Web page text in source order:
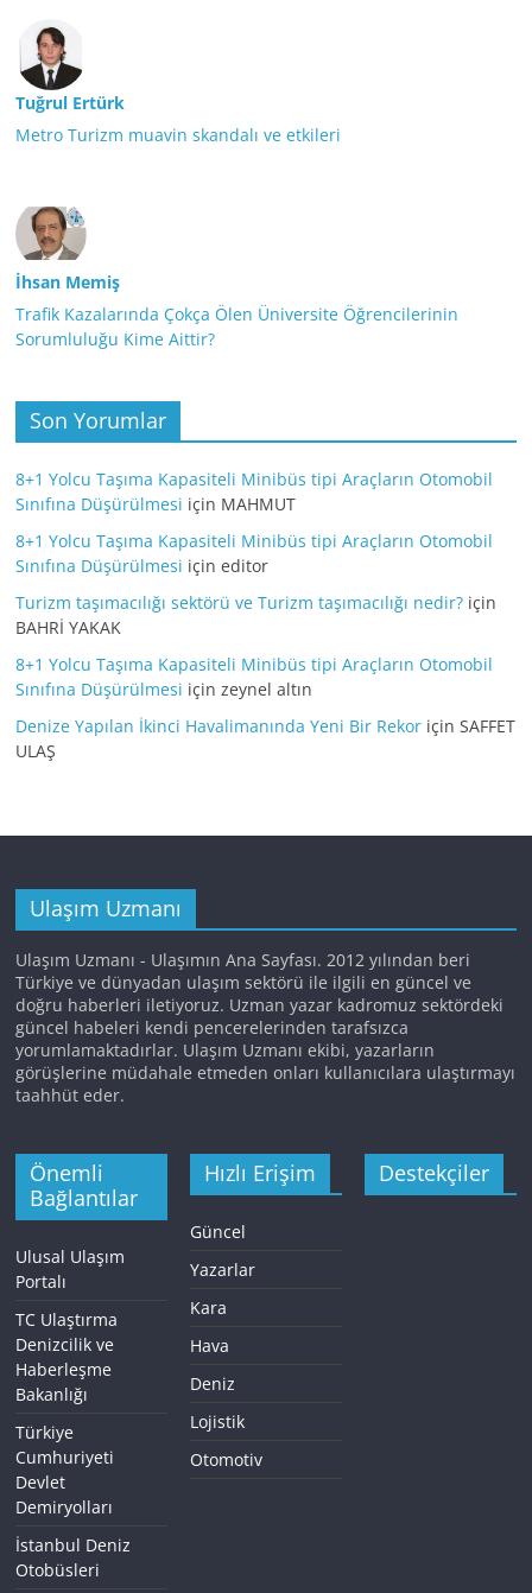
Tuğrul Ertürk
Metro Turizm muavin skandalı ve etkileri
İhsan Memiş
Trafik Kazalarında Çokça Ölen Üniversite Öğrencilerinin
Sorumluluğu Kime Aittir?
Son Yorumlar
8+1 Yolcu Taşıma Kapasiteli Minibüs tipi Araçların Otomobil
Sınıfına Düşürülmesi için MAHMUT
8+1 Yolcu Taşıma Kapasiteli Minibüs tipi Araçların Otomobil
Sınıfına Düşürülmesi içineditor
Turizm taşımacılığı sektörü ve Turizm taşımacılığı nedir? için
BAHRİ YAKAK
8+1 Yolcu Taşıma Kapasiteli Minibüs tipi Araçların Otomobil
Sınıfına Düşürülmesi içinzeynel altın
Denize Yapılan İkinci Havalimanında Yeni Bir Rekor içinSAFFET
ULAŞ
Ulaşım Uzmanı
Ulaşım Uzmanı - Ulaşımın Ana Sayfası. 2012 yılından beri
Türkiye ve dünyadan ulaşım sektörü ile ilgili en güncel ve
doğru haberleri iletiyoruz. Uzman yazar kadromuz sektördeki
güncel habeleri kendi pencerelerinden tarafsızca
yorumlamaktadırlar. Ulaşım Uzmanı ekibi, yazarların
görüşlerine müdahale etmeden onları kullanıcılara ulaştırmayı
taahhüt eder.
Önemli
Bağlantılar
Ulusal Ulaşım
Portalı
TC Ulaştırma
Denizcilik ve
Haberleşme
Bakanlığı
Türkiye
Cumhuriyeti
Devlet
Demiryolları
İstanbul Deniz
Otobüsleri
Hızlı Erişim
Güncel
Yazarlar
Kara
Hava
Deniz
Lojistik
Otomotiv
Destekçiler